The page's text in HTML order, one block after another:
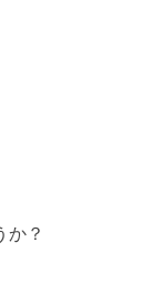
か？